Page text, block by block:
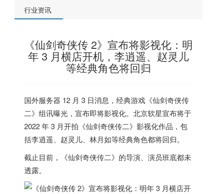
行业资讯
《仙剑奇侠传 2》宣布将影视化：明
年 3 月横店开机，李逍遥、赵灵儿
等经典角色将回归
国外服务器 12 月 3 日消息，经典游戏《仙剑奇侠传
二》组讯曝光，宣布即将影视化。 北京软星宣布将于
2022 年 3 月开拍《仙剑奇侠传二》影视化作品，包
括李逍遥、赵灵儿、林月如等经典角色都将回归。
截止目前，《仙剑奇侠传二》的导演、演员班底都未
透露。